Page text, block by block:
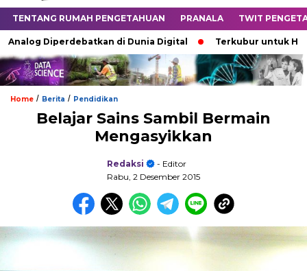
TENTANG RUMAH PENGETAHUAN PRANALA TWIT
Diperdebatkan di Dunia Digital Terkubur untuk Hidup
Home / Berita / Pendidikan
Belajar Sains Sambil Bermain
Mengasyikkan
Redaksi
- Editor
Rabu, 2 Desember 2015